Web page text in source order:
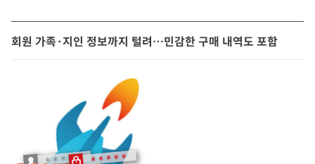
회원 가족·지인 정보까지 털려…민감한 구매 내역도 포함